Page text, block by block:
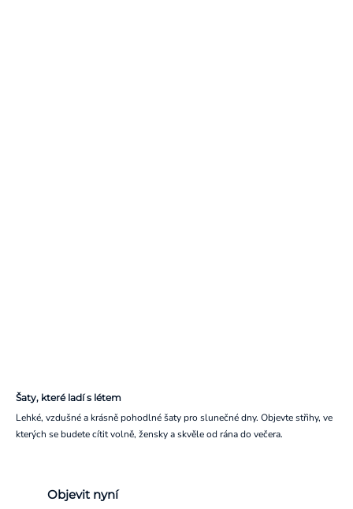
Šaty, které ladí s létem
Lehké, vzdušné a krásně pohodlné šaty pro slunečné dny. Objevte střihy, ve
kterých se budete cítit volně, žensky a skvěle od rána do večera.
Objevit nyní